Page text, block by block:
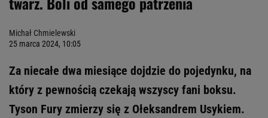
Michał Chmielewski
25 marca 2024, 10:05
Za niecałe dwa miesiące dojdzie do pojedynku, na
który z pewnością czekają wszyscy fani boksu.
Tyson Fury zmierzy się z Ołeksandrem Usykiem.